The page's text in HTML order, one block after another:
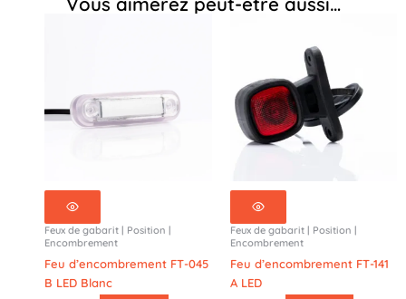
Feux de gabarit | Position |
Encombrement
Feu d’encombrement FT-045
B LED Blanc
Feux de gabarit | Position |
Encombrement
Feu d’encombrement FT-141
A LED